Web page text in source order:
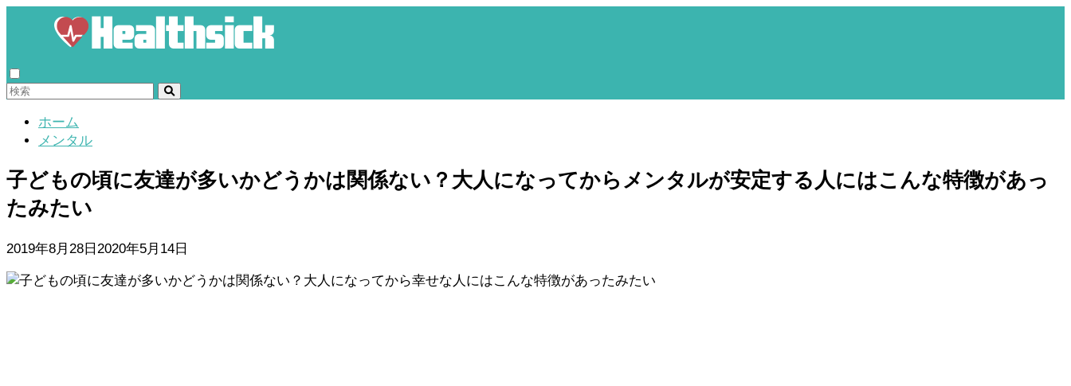
ホーム
メンタル
子どもの頃に友達が多いかどうかは関係ない？大人になってからメンタルが安定する人にはこんな特徴があっ
たみたい
2019年8月28日 2020年5月14日